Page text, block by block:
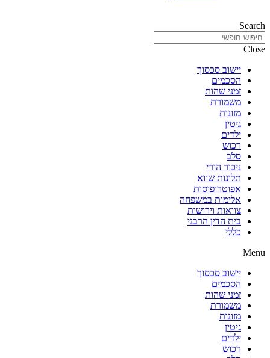
Search
Close
יישוב סכסוך
הסכמים
זמני שהות
משמורת
מזונות
גיטין
ילדים
רכוש
סלב
ניכור הורי
תלונות שווא
אפוטרופוסות
אלימות במשפחה
צוואות וירושות
בית הדין הרבני
כללי
Menu
יישוב סכסוך
הסכמים
זמני שהות
משמורת
מזונות
גיטין
ילדים
רכוש